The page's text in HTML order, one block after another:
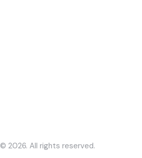
© 2026. All rights reserved.